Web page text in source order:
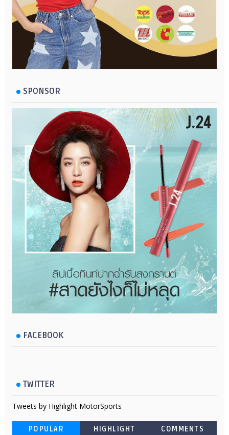
SPONSOR
FACEBOOK
TWITTER
Tweets by Highlight MotorSports
POPULAR HIGHLIGHT COMMENTS